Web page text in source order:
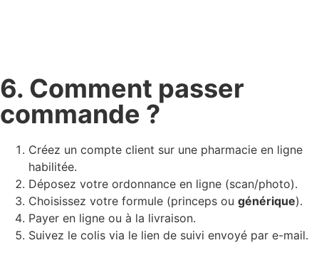
6. Comment passer
commande ?
Créez un compte client sur une pharmacie en ligne
habilitée.
Déposez votre ordonnance en ligne (scan/photo).
Choisissez votre formule (princeps ou générique).
Payer en ligne ou à la livraison.
Suivez le colis via le lien de suivi envoyé par e-mail.